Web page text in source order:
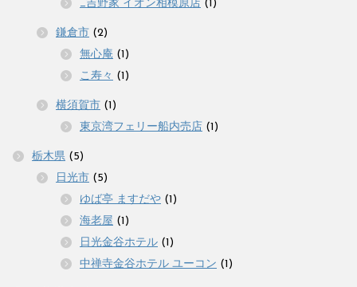
_吉野家 イオン相模原店 (1)
鎌倉市 (2)
無心庵 (1)
こ寿々 (1)
横須賀市 (1)
東京湾フェリー船内売店 (1)
栃木県 (5)
日光市 (5)
ゆば亭 ますだや (1)
海老屋 (1)
日光金谷ホテル (1)
中禅寺金谷ホテル ユーコン (1)